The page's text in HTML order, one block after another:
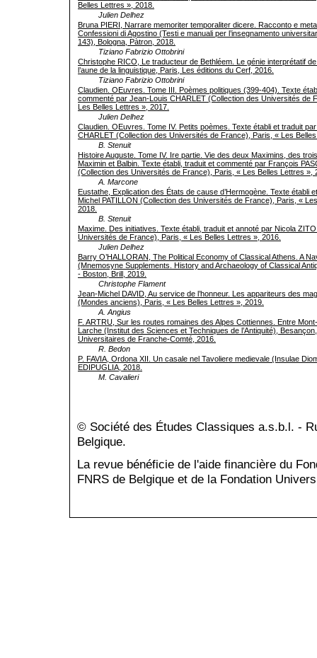
Belles Lettres », 2018.
Julien Delhez
Bruna PIERI, Narrare memoriter temporaliter dicere. Racconto e
Confessioni di Agostino (Testi e manuali per l’insegnamento
143), Bologna, Pàtron, 2018.
Tiziano Fabrizio Ottobrini
Christophe RICO, Le traducteur de Bethléem. Le génie interprétatif
l’aune de la linguistique, Paris, Les éditions du Cerf, 2016.
Tiziano Fabrizio Ottobrini
Claudien. OEuvres. Tome III. Poèmes politiques (399-404). Texte
commenté par Jean-Louis CHARLET (Collection des Universités de
Les Belles Lettres », 2017.
Julien Delhez
Claudien. OEuvres. Tome IV. Petits poèmes. Texte établi et traduit
CHARLET (Collection des Universités de France), Paris, « Les
B. Stenuit
Histoire Auguste. Tome IV. Ire partie. Vie des deux Maximins, des
Maximin et Balbin. Texte établi, traduit et commenté par François
(Collection des Universités de France), Paris, « Les Belles Lettres »,
A. Marcone
Eustathe, Explication des États de cause d’Hermogène. Texte établi
Michel PATILLON (Collection des Universités de France), Paris, «
2018.
B. Stenuit
Maxime. Des initiatives. Texte établi, traduit et annoté par Nicola
Universités de France), Paris, « Les Belles Lettres », 2016.
Julien Delhez
Barry O’HALLORAN, The Political Economy of Classical Athens. A
(Mnemosyne Supplements. History and Archaeology of Classical
- Boston, Brill, 2019.
Christophe Flament
Jean-Michel DAVID, Au service de l’honneur. Les appariteurs des
(Mondes anciens), Paris, « Les Belles Lettres », 2019.
A. Angius
F. ARTRU, Sur les routes romaines des Alpes Cottiennes. Entre
Larche (Institut des Sciences et Techniques de l’Antiquité),
Universitaires de Franche-Comté, 2016.
R. Bedon
P. FAVIA, Ordona XII. Un casale nel Tavoliere medievale (Insulae
EDIPUGLIA, 2018.
M. Cavalieri
© Société des Études Classiques a.s.b.l. -
Belgique.
La revue bénéficie de l'aide financière du
FNRS de Belgique et de la Fondation